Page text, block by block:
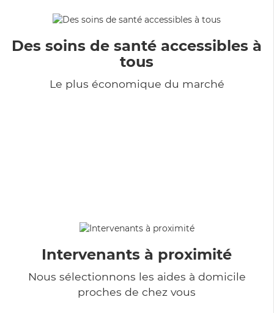
Des soins de santé accessibles à
tous
Le plus économique du marché
Intervenants à proximité
Nous sélectionnons les aides à domicile
proches de chez vous